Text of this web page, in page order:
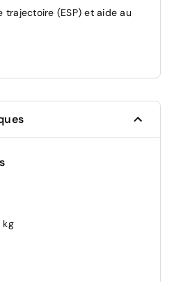
trajectoire (ESP) et aide au
avec détection piétons et
Urbain + Piéton)
feux et des essuie-glaces
en forme de C
au sol
électriques
conducteur, passager avant
kg